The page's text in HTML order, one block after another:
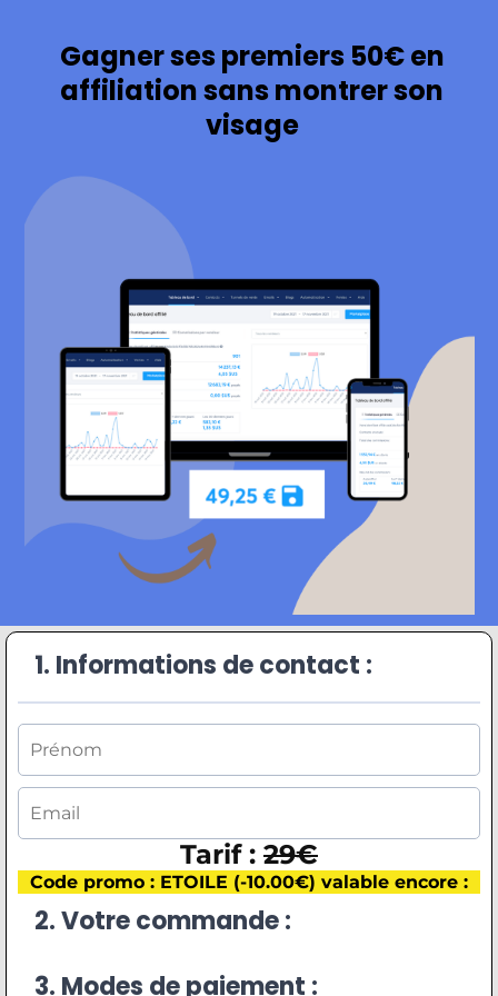
Gagner ses premiers 50€ en
affiliation sans montrer son
visage
1. Informations de contact :
Tarif : 29€
Code promo : ETOILE (-10.00€) valable encore :
2. Votre commande :
3. Modes de paiement :